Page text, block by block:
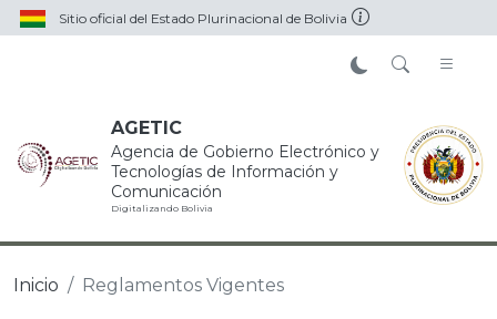
Pasar al contenido principal
Sitio oficial del Estado Plurinacional de Bolivia
AGETIC
Agencia de Gobierno Electrónico y
Tecnologías de Información y
Comunicación
Digitalizando Bolivia
Inicio Reglamentos Vigentes